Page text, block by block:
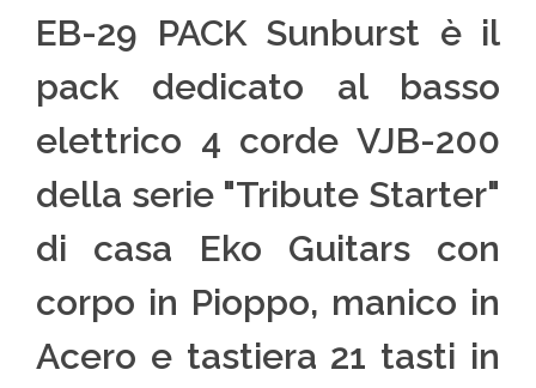
EB-29 PACK Sunburst è il
pack dedicato al basso
elettrico 4 corde VJB-200
della serie "Tribute Starter"
di casa Eko Guitars con
corpo in Pioppo, manico in
Acero e tastiera 21 tasti in